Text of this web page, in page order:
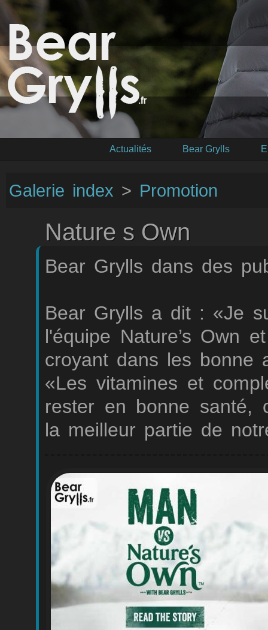
Actualités Bear Grylls
Galerie index > Promotion
Nature s Own
Bear Grylls dans des
Bear Grylls a dit : «Je
l'équipe Nature’s Own
croyant dans les bonne
«Les vitamines et
rester en bonne santé,
la meilleur partie de